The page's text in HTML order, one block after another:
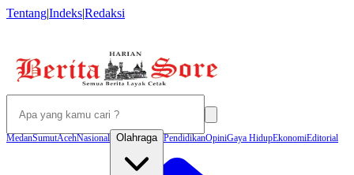
Tentang|Indeks|Redaksi
MedanSumutAcehNasional Olahraga PendidikanOpiniGaya HidupEkonomiEditorial